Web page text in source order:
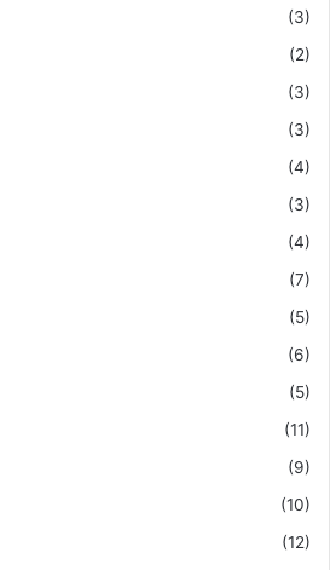
(3)
(2)
(3)
(3)
(4)
(3)
(4)
(7)
(5)
(6)
(5)
(11)
(9)
(10)
(12)